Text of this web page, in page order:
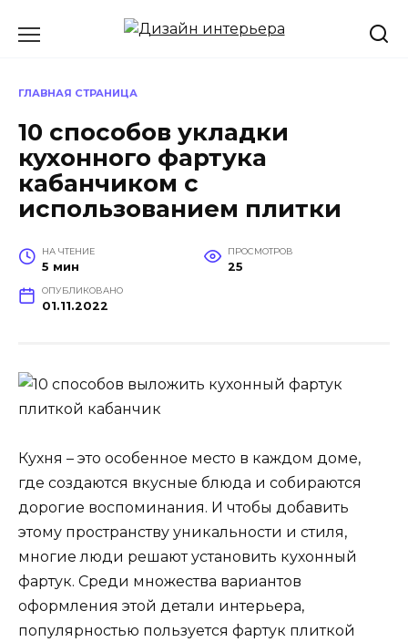
ГЛАВНАЯ СТРАНИЦА
10 способов укладки
кухонного фартука
кабанчиком с
использованием плитки
НА ЧТЕНИЕ
5 мин
ПРОСМОТРОВ
25
ОПУБЛИКОВАНО
01.11.2022
Кухня – это особенное место в каждом доме,
где создаются вкусные блюда и собираются
дорогие воспоминания. И чтобы добавить
этому пространству уникальности и стиля,
многие люди решают установить кухонный
фартук. Среди множества вариантов
оформления этой детали интерьера,
популярностью пользуется фартук плиткой